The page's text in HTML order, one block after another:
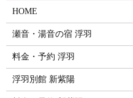
HOME
瀬音・湯音の宿 浮羽
料金・予約 浮羽
浮羽別館 新紫陽